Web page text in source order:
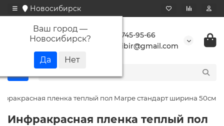
Новосибирск
Ваш город —
Новосибирск?
+7 923 745-95-66
buransibir@gmail.com
пленка теплый пол Marpe стандарт ширина 50см
Инфракрасная пленка теплый пол